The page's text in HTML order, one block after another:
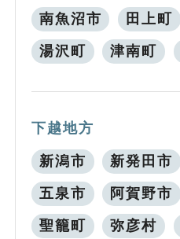
南魚沼市 田上町
湯沢町 津南町
下越地方
新潟市 新発田市
五泉市 阿賀野市
聖籠町 弥彦村